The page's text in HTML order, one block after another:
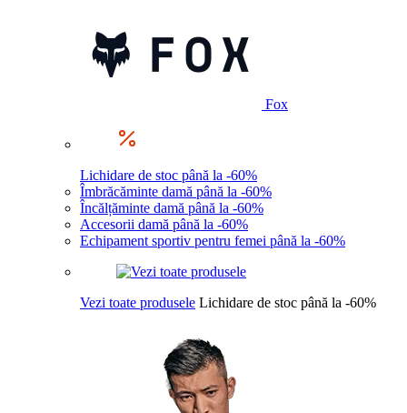
Fox
Lichidare de stoc până la -60%
Îmbrăcăminte damă până la -60%
Încălțăminte damă până la -60%
Accesorii damă până la -60%
Echipament sportiv pentru femei până la -60%
Vezi toate produsele Lichidare de stoc până la -60%